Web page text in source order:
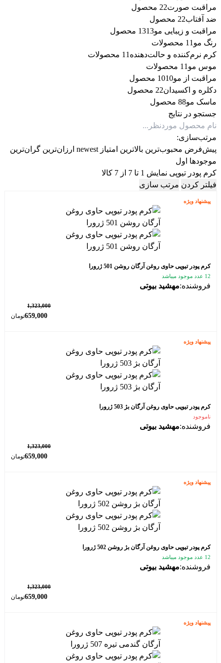
مراقبت صورت 22 محصول
ضد آفتاب 22 محصول
مراقبت و زیبایی مو
1313 محصول
رنگ مو
1 1 محصولات
کرم نرم‌کننده و حالت‌دهنده
1 1 محصولات
موس مو
1 1 محصولات
مراقبت از مو
1010 محصول
دکلره و اکسیدان 22 محصول
ماسک مو 88 محصول
جستجو در نتایج
مرتب‌سازی:
پیش‌فرض محبوب‌ترین بالاترین امتیاز newest ارزان‌ترین گران‌ترین
موجودها اول
کرم پودر تیوپی نمایش 1 تا 7 از 7 کالا
فیلتر کردن مرتب سازی
پیشنهاد ویژه
کرم پودر تیوپی حاوی روغن آرگان روشن 501 ژرورا
12 عدد موجود میباشد
فروشنده:مهشید بیوتی
1,323,000
659,000تومان
پیشنهاد ویژه
کرم پودر تیوپی حاوی روغن آرگان بژ 503 ژرورا
ناموجود
فروشنده:مهشید بیوتی
1,323,000
659,000تومان
پیشنهاد ویژه
کرم پودر تیوپی حاوی روغن آرگان بژ روشن 502 ژرورا
12 عدد موجود میباشد
فروشنده:مهشید بیوتی
1,323,000
659,000تومان
پیشنهاد ویژه